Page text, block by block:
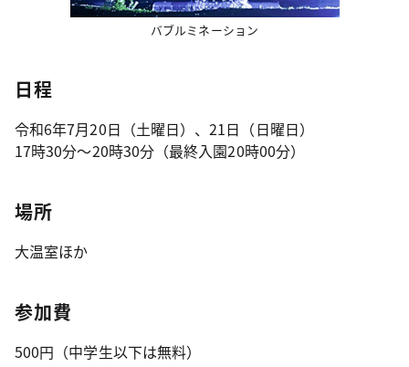
バブルミネーション
日程
令和6年7月20日（土曜日）、21日（日曜日）
17時30分～20時30分（最終入園20時00分）
場所
大温室ほか
参加費
500円（中学生以下は無料）